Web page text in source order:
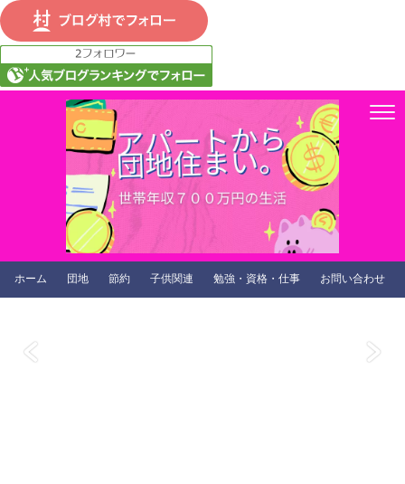
ホーム 団地 節約 子供関連 勉強・資格・仕事 お問い合わせ